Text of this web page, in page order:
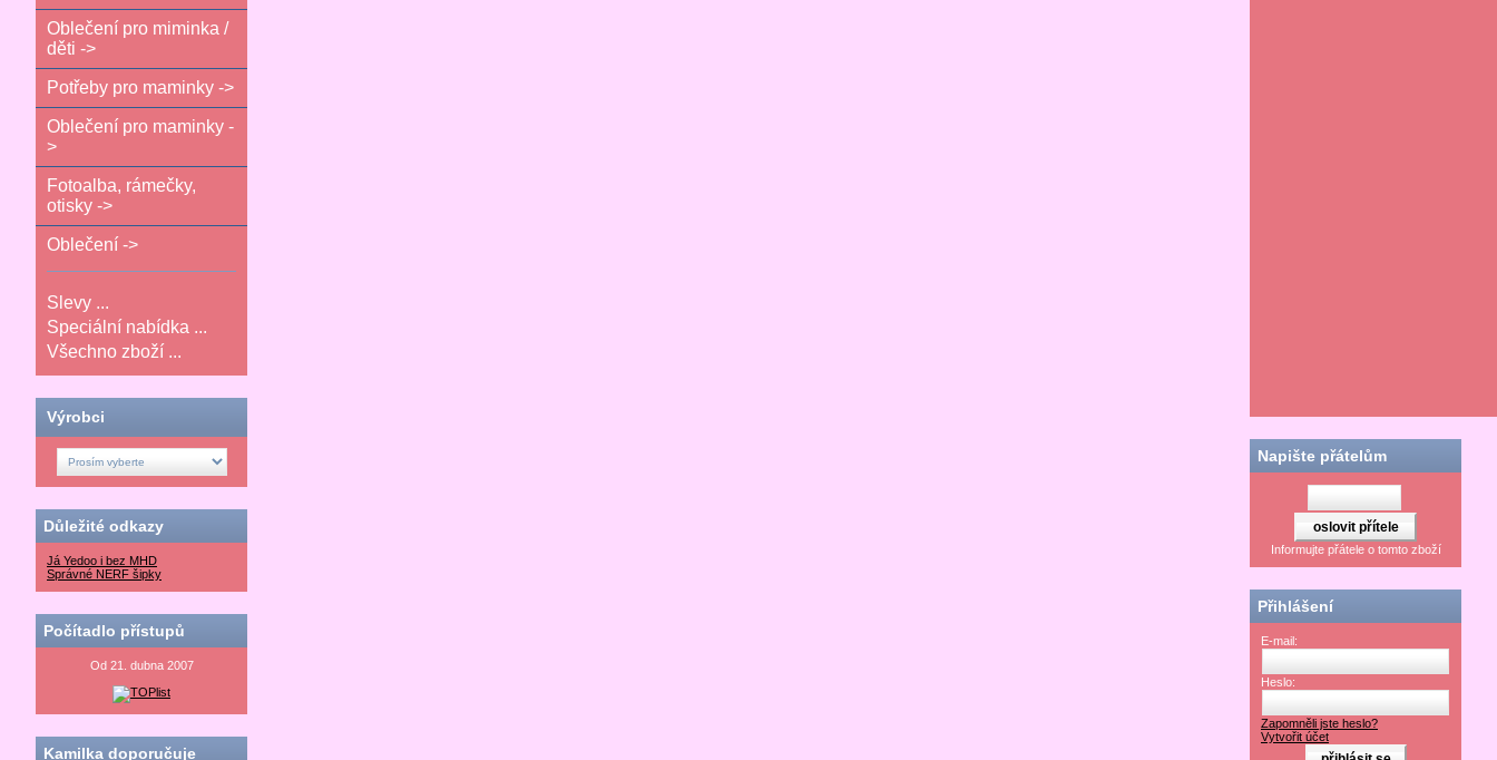
Oblečení pro miminka /
děti ->
Potřeby pro maminky ->
Oblečení pro maminky -
>
Fotoalba, rámečky,
otisky ->
Oblečení ->
Slevy ...
Speciální nabídka ...
Všechno zboží ...
Výrobci
Důležité odkazy
Já Yedoo i bez MHD
Správné NERF šipky
Počítadlo přístupů
Od 21. dubna 2007
Kamilka doporučuje
Napište přátelům
Informujte přátele o tomto zboží
Přihlášení
E-mail:
Heslo:
Zapomněli jste heslo?
Vytvořit účet